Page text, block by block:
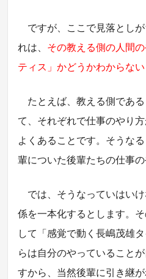
ですが、ここで見落とし
れは、 その教える側の人間
ティス」かどうかわからない
たとえば、教える側であ
て、それぞれで仕事のやり
よくあることです。そうな
輩についた後輩たちの仕事
では、そうなっていはい
係を一本化するとします。
して「感覚で動く長嶋茂雄
らは自分のやっていること
すから、当然後輩に引き継